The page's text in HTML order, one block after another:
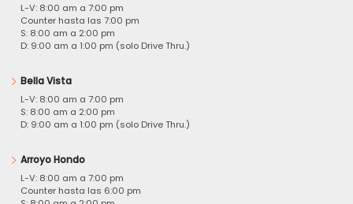
L-V: 8:00 am a 7:00 pm
Counter hasta las 7:00 pm
S: 8:00 am a 2:00 pm
D: 9:00 am a 1:00 pm (solo Drive Thru.)
Bella Vista
L-V: 8:00 am a 7:00 pm
S: 8:00 am a 2:00 pm
D: 9:00 am a 1:00 pm (solo Drive Thru.)
Arroyo Hondo
L-V: 8:00 am a 7:00 pm
Counter hasta las 6:00 pm